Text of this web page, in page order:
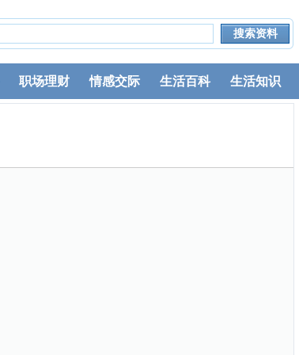
职场理财 情感交际 生活百科 生活知识